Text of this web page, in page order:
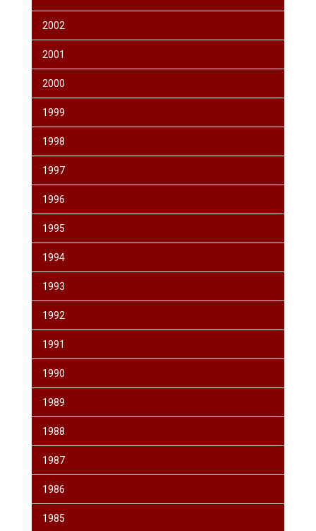
2002
2001
2000
1999
1998
1997
1996
1995
1994
1993
1992
1991
1990
1989
1988
1987
1986
1985